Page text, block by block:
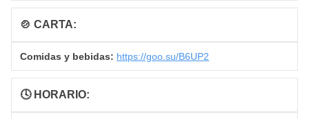
🍲 CARTA:
Comidas y bebidas: https://goo.su/B6UP2
🕓 HORARIO: